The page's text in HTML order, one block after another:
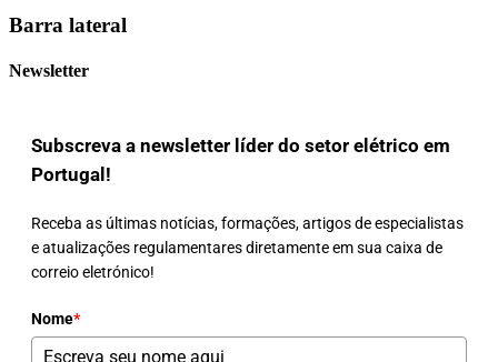
Barra lateral
Newsletter
Subscreva a newsletter líder do setor elétrico em
Portugal!
Receba as últimas notícias, formações, artigos de especialistas
e atualizações regulamentares diretamente em sua caixa de
correio eletrónico!
Nome*